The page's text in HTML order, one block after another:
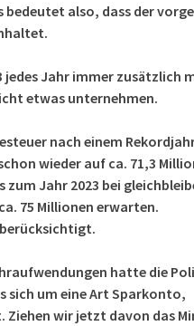
bedeutet also, dass der
jedes Jahr immer zusätzlich
etwas unternehmen.
nach einem
wieder auf ca. 71,3
zum Jahr 2023 bei
75 Millionen erwarten.
hatte die
sich um eine Art Sparkonto,
Ziehen wir jetzt davon das